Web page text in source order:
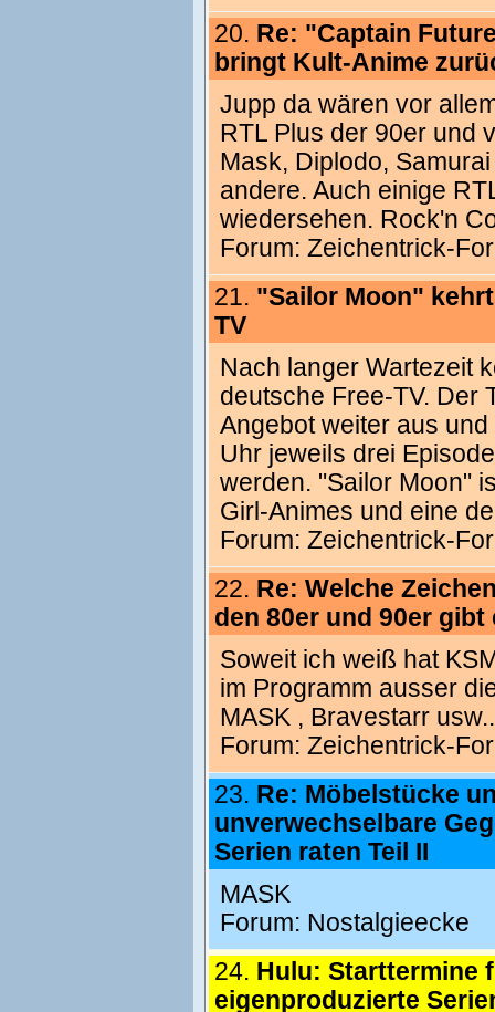
20. Re: "Captain
bringt Kult-Anime
Jupp da wären vor
RTL Plus der 90er und
Mask, Diplodo,
andere. Auch einige
wiedersehen. Rock'n
Forum: Zeichentrick-
21. "Sailor Moon"
TV
Nach langer Wartezeit
deutsche Free-TV. Der
Angebot weiter aus
Uhr jeweils drei
werden. "Sailor Moon"
Girl-Animes und eine
Forum: Zeichentrick-
22. Re: Welche
den 80er und 90er gibt
Soweit ich weiß hat
im Programm ausser
MASK , Bravestarr
Forum: Zeichentrick-
23. Re: Möbelstücke
unverwechselbare
Serien raten Teil II
MASK
Forum: Nostalgieecke
24. Hulu: Starttermine
eigenproduzierte